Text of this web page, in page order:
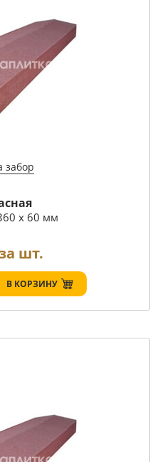
забор
х 60 мм
шт.
В КОРЗИНУ